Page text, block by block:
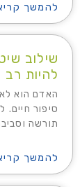
להמשך
שילוב
להיות
האדם הוא
סיפור
תורשה
להמשך